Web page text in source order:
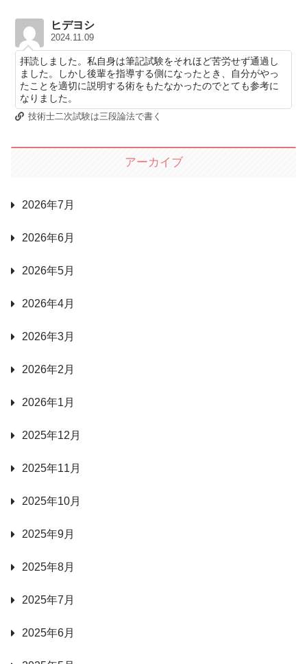
ヒデヨシ
2024.11.09
拝読しました。私自身は筆記試験をそれほど苦労せず通過し
ました。しかし後輩を指導する側になったとき、自分がやっ
たことを適切に説明する術をもたなかったのでとても参考に
なりました。
技術士二次試験は三段論法で書く
アーカイブ
2026年7月
2026年6月
2026年5月
2026年4月
2026年3月
2026年2月
2026年1月
2025年12月
2025年11月
2025年10月
2025年9月
2025年8月
2025年7月
2025年6月